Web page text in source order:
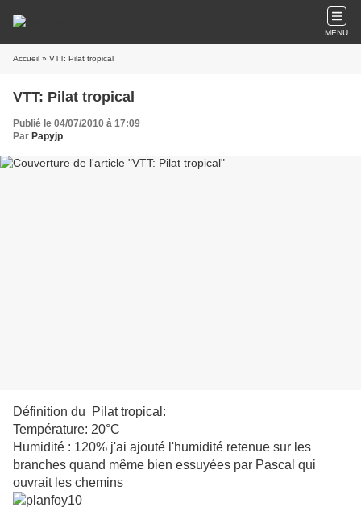
MENU
Accueil » VTT: Pilat tropical
VTT: Pilat tropical
Publié le 04/07/2010 à 17:09
Par Papyjp
Définition du Pilat tropical:
Température: 20°C
Humidité : 120% j'ai ajouté l'humidité retenue sur les
branches quand même bien essuyées par Pascal qui
ouvrait les chemins